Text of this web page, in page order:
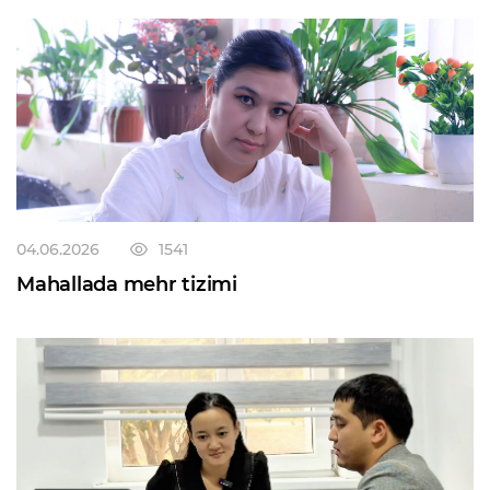
shaxs o‘z jinoyati uchun belgilangan jazoni to‘liq o‘tab
bo‘lgach, sudlanmagan hisoblanadi. Bu o‘zgarish
jinoyat sodir etgan yoshlarning keyingi hayotida
ijtimoiy reabilitatsiyaga qaytish imkoniyatini
kengaytiradi. Shu bilan birga, alohida ta’kidlab o‘tish
joizki mazkur imtiyoz o‘ta og‘ir jinoyat sodir etganlarga
yoki jazoni o‘tab bo‘lgach, yana qasddan yangi jinoyat
sodir etgan shaxslarga tatbiq etilmaydi. Shuningdek,
qonun bilan ozodlikni cheklash va ozodlikdan
qisqartirildi — avvalgi olti oylik chegara o‘rniga endi bir
voyaga yetmagan shaxslar manfaatlarini himoya
qilish va jazo tizimini insonparvarlashtirishga
qaratilgan.Ta’kidlab o‘tish o‘rinliki, jinoyat kodeksining
vazifalari shaxsni, uning huquq va erkinliklarini,
jamiyat va davlat manfaatlarini, mulkni, tabiiy muhitni,
tinchlikni, insoniyat xavfsizligini jinoiy tajovuzlardan
04.06.2026 1541
Mahallada mehr tizimi